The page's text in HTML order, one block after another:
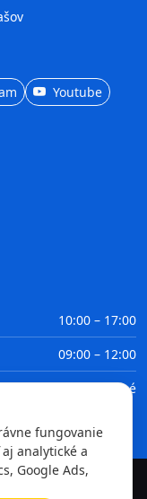
Youtube
10:00 – 17:00
09:00 – 12:00
Zatvorené
GDPR
vyhradené
fungovanie
analytické a
Google Ads,